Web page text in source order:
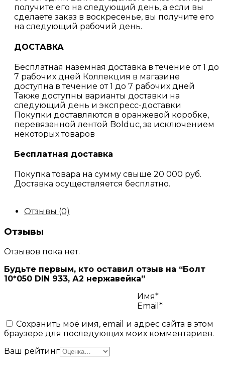
получите его на следующий день, а если вы
сделаете заказ в воскресенье, вы получите его
на следующий рабочий день.
ДОСТАВКА
Бесплатная наземная доставка в течение от 1 до
7 рабочих дней Коллекция в магазине
доступна в течение от 1 до 7 рабочих дней
Также доступны варианты доставки на
следующий день и экспресс-доставки
Покупки доставляются в оранжевой коробке,
перевязанной лентой Bolduc, за исключением
некоторых товаров
Бесплатная доставка
Покупка товара на сумму свыше 20 000 руб.
Доставка осуществляется бесплатно.
Отзывы (0)
Отзывы
Отзывов пока нет.
Будьте первым, кто оставил отзыв на “Болт
10*050 DIN 933, А2 нержавейка”
Имя*
Email*
Сохранить моё имя, email и адрес сайта в этом
браузере для последующих моих комментариев.
Ваш рейтинг